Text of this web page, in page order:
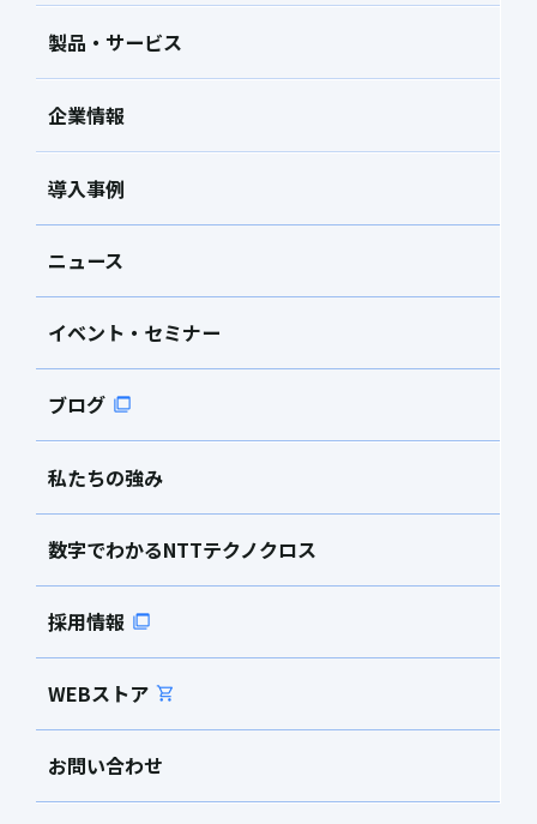
製品・サービス
企業情報
導入事例
ニュース
イベント・セミナー
ブログ
私たちの強み
数字でわかるNTTテクノクロス
採用情報
WEBストア
お問い合わせ